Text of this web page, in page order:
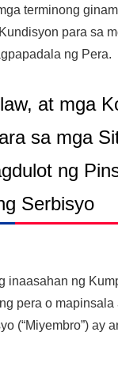
terminong
para sa
ng Pera.
at mga
sa mga
ng
Serbisyo
inaasahan ng
pera o mapinsala
(“Miyembro”) ay